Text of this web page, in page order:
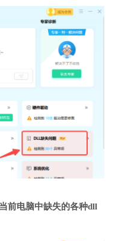
前电脑中缺失的各种dll